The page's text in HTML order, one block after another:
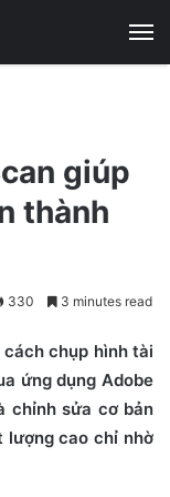
giúp
thành
330 3 minutes read
chụp hình tài
ứng dụng Adobe
chỉnh sửa cơ bản
lượng cao chỉ nhờ